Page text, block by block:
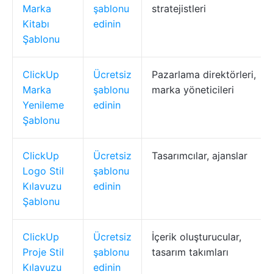
Marka
Kitabı
Şablonu
şablonu
edinin
stratejistleri
ClickUp
Marka
Yenileme
Şablonu
Ücretsiz
şablonu
edinin
Pazarlama direktörleri,
marka yöneticileri
ClickUp
Logo Stil
Kılavuzu
Şablonu
Ücretsiz
şablonu
edinin
Tasarımcılar, ajanslar
ClickUp
Proje Stil
Kılavuzu
Ücretsiz
şablonu
edinin
İçerik oluşturucular,
tasarım takımları